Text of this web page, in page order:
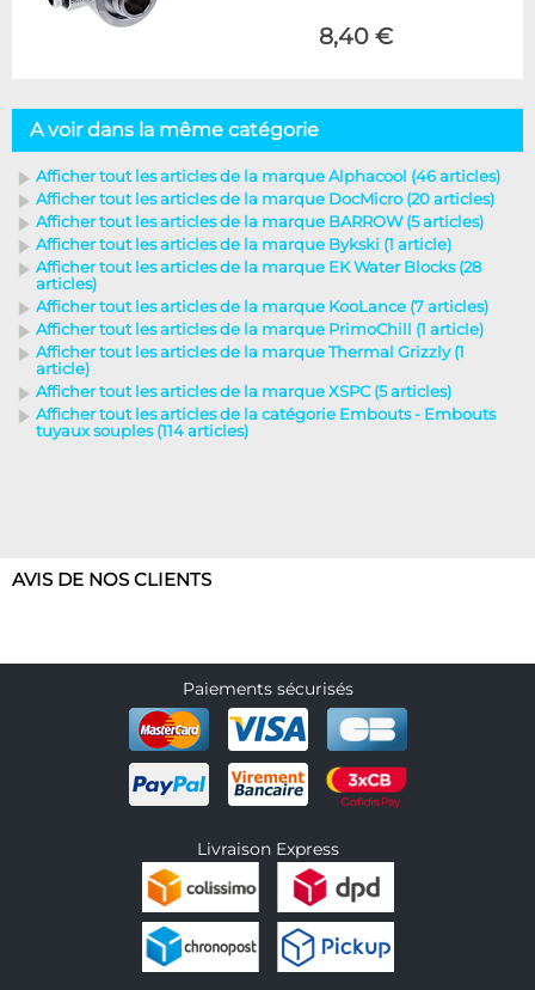
8,40 €
A voir dans la même catégorie
Afficher tout les articles de la marque Alphacool (46 articles)
Afficher tout les articles de la marque DocMicro (20 articles)
Afficher tout les articles de la marque BARROW (5 articles)
Afficher tout les articles de la marque Bykski (1 article)
Afficher tout les articles de la marque EK Water Blocks (28
articles)
Afficher tout les articles de la marque KooLance (7 articles)
Afficher tout les articles de la marque PrimoChill (1 article)
Afficher tout les articles de la marque Thermal Grizzly (1
article)
Afficher tout les articles de la marque XSPC (5 articles)
Afficher tout les articles de la catégorie Embouts - Embouts
tuyaux souples (114 articles)
AVIS DE NOS CLIENTS
Paiements sécurisés
Livraison Express